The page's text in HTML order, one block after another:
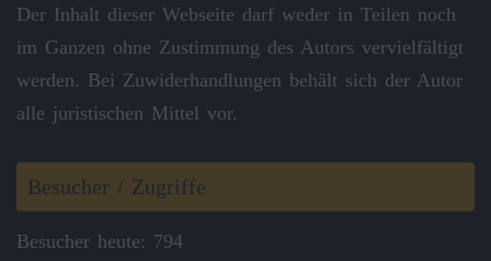
Der Inhalt dieser Webseite darf weder in Teilen noch
im Ganzen ohne Zustimmung des Autors vervielfältigt
werden. Bei Zuwiderhandlungen behält sich der Autor
alle juristischen Mittel vor.
Besucher / Zugriffe
Besucher heute: 794